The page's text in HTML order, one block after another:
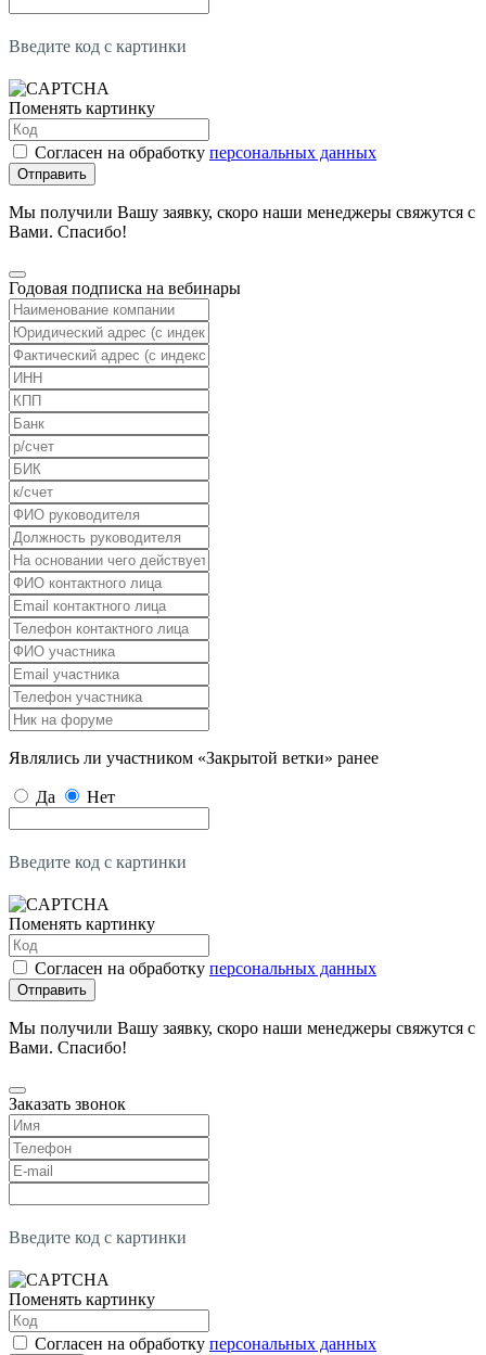
Введите код с картинки
Поменять картинку
Согласен на обработку персональных данных
Отправить
Мы получили Вашу заявку, скоро наши менеджеры свяжутся с
Вами. Спасибо!
Годовая подписка на вебинары
Являлись ли участником «Закрытой ветки» ранее
Да Нет
Введите код с картинки
Поменять картинку
Согласен на обработку персональных данных
Отправить
Мы получили Вашу заявку, скоро наши менеджеры свяжутся с
Вами. Спасибо!
Заказать звонок
Введите код с картинки
Поменять картинку
Согласен на обработку персональных данных